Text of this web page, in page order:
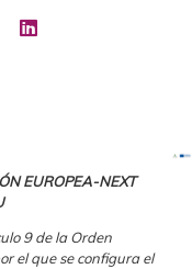
EUROPEA-NEXT
9 de la Orden
el que se configura el